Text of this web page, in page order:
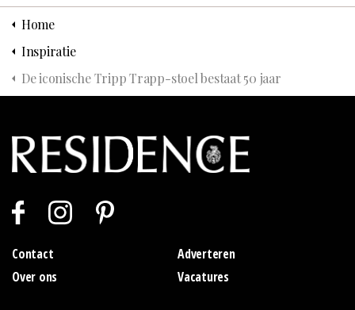
Home
Inspiratie
De iconische Tripp Trapp-stoel bestaat 50 jaar
Contact
Adverteren
Over ons
Vacatures